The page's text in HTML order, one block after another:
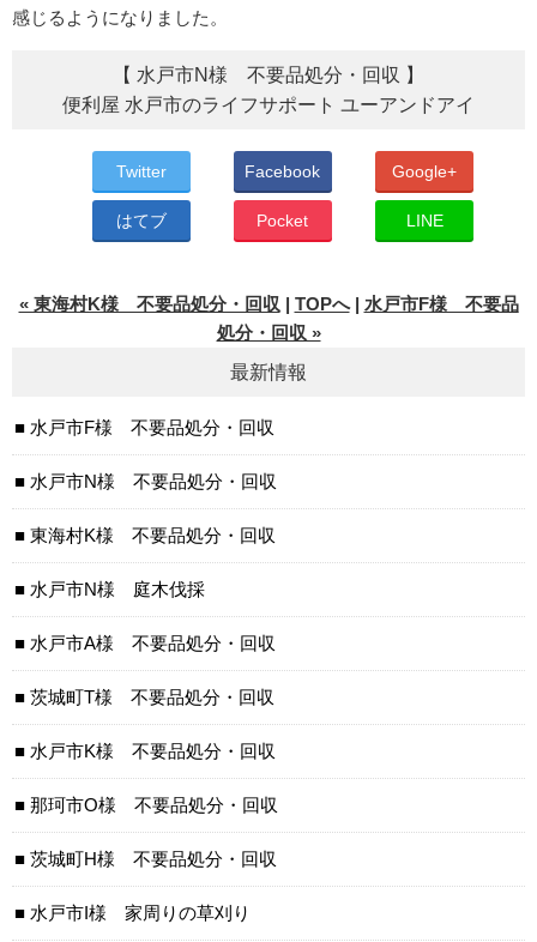
感じるようになりました。
【 水戸市N様 不要品処分・回収 】
便利屋 水戸市のライフサポート ユーアンドアイ
Twitter Facebook Google+
はてブ Pocket LINE
« 東海村K様 不要品処分・回収 | TOPへ| 水戸市F様 不要品
処分・回収 »
最新情報
水戸市F様 不要品処分・回収
水戸市N様 不要品処分・回収
東海村K様 不要品処分・回収
水戸市N様 庭木伐採
水戸市A様 不要品処分・回収
茨城町T様 不要品処分・回収
水戸市K様 不要品処分・回収
那珂市O様 不要品処分・回収
茨城町H様 不要品処分・回収
水戸市I様 家周りの草刈り